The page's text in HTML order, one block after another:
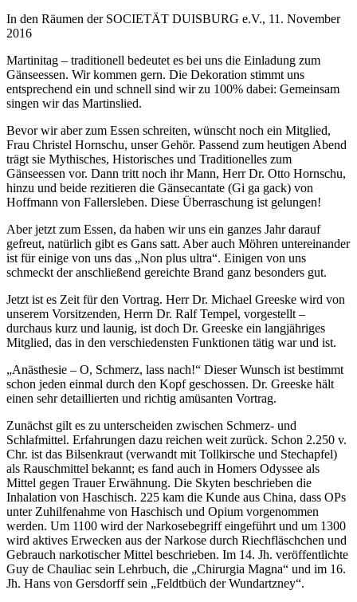
In den Räumen der SOCIETÄT DUISBURG e.V., 11. November
2016
Martinitag – traditionell bedeutet es bei uns die Einladung zum
Gänseessen. Wir kommen gern. Die Dekoration stimmt uns
entsprechend ein und schnell sind wir zu 100% dabei: Gemeinsam
singen wir das Martinslied.
Bevor wir aber zum Essen schreiten, wünscht noch ein Mitglied,
Frau Christel Hornschu, unser Gehör. Passend zum heutigen Abend
trägt sie Mythisches, Historisches und Traditionelles zum
Gänseessen vor. Dann tritt noch ihr Mann, Herr Dr. Otto Hornschu,
hinzu und beide rezitieren die Gänsecantate (Gi ga gack) von
Hoffmann von Fallersleben. Diese Überraschung ist gelungen!
Aber jetzt zum Essen, da haben wir uns ein ganzes Jahr darauf
gefreut, natürlich gibt es Gans satt. Aber auch Möhren untereinander
ist für einige von uns das „Non plus ultra“. Einigen von uns
schmeckt der anschließend gereichte Brand ganz besonders gut.
Jetzt ist es Zeit für den Vortrag. Herr Dr. Michael Greeske wird von
unserem Vorsitzenden, Herrn Dr. Ralf Tempel, vorgestellt –
durchaus kurz und launig, ist doch Dr. Greeske ein langjähriges
Mitglied, das in den verschiedensten Funktionen tätig war und ist.
„Anästhesie – O, Schmerz, lass nach!“ Dieser Wunsch ist bestimmt
schon jeden einmal durch den Kopf geschossen. Dr. Greeske hält
einen sehr detaillierten und richtig amüsanten Vortrag.
Zunächst gilt es zu unterscheiden zwischen Schmerz- und
Schlafmittel. Erfahrungen dazu reichen weit zurück. Schon 2.250 v.
Chr. ist das Bilsenkraut (verwandt mit Tollkirsche und Stechapfel)
als Rauschmittel bekannt; es fand auch in Homers Odyssee als
Mittel gegen Trauer Erwähnung. Die Skyten beschrieben die
Inhalation von Haschisch. 225 kam die Kunde aus China, dass OPs
unter Zuhilfenahme von Haschisch und Opium vorgenommen
werden. Um 1100 wird der Narkosebegriff eingeführt und um 1300
wird aktives Erwecken aus der Narkose durch Riechfläschchen und
Gebrauch narkotischer Mittel beschrieben. Im 14. Jh. veröffentlichte
Guy de Chauliac sein Lehrbuch, die „Chirurgia Magna“ und im 16.
Jh. Hans von Gersdorff sein „Feldtbüch der Wundartzney“.